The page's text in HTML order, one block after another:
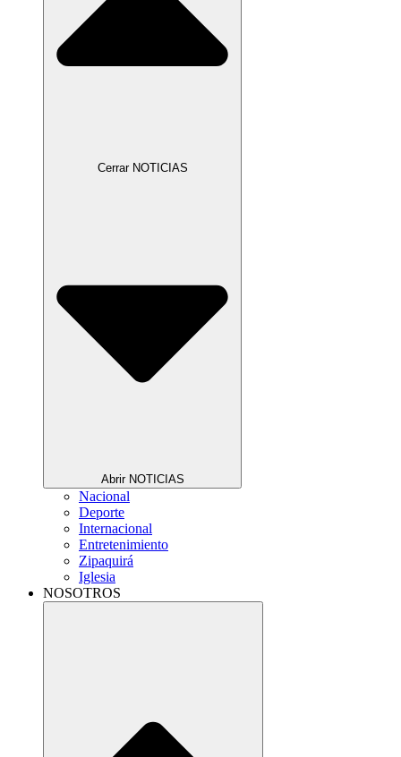
Cerrar NOTICIAS
Abrir NOTICIAS
Nacional
Deporte
Internacional
Entretenimiento
Zipaquirá
Iglesia
NOSOTROS